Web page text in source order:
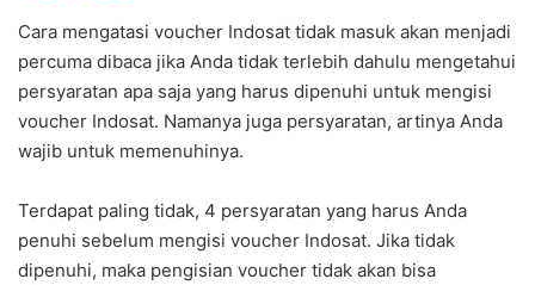
Cara mengatasi voucher Indosat tidak masuk akan menjadi
percuma dibaca jika Anda tidak terlebih dahulu mengetahui
persyaratan apa saja yang harus dipenuhi untuk mengisi
voucher Indosat. Namanya juga persyaratan, artinya Anda
wajib untuk memenuhinya.
Terdapat paling tidak, 4 persyaratan yang harus Anda
penuhi sebelum mengisi voucher Indosat. Jika tidak
dipenuhi, maka pengisian voucher tidak akan bisa